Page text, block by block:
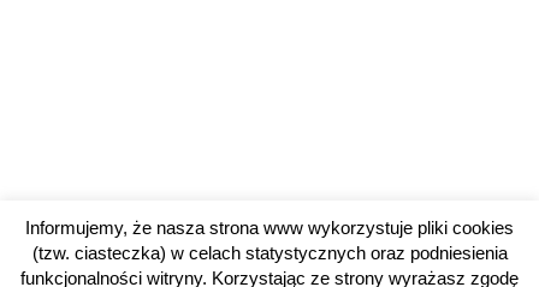
Informujemy, że nasza strona www wykorzystuje pliki cookies
(tzw. ciasteczka) w celach statystycznych oraz podniesienia
funkcjonalności witryny. Korzystając ze strony wyrażasz zgodę